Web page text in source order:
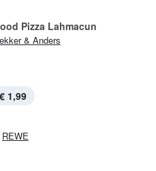
Pizza Lahmacun
& Anders
€ 1,99
REWE